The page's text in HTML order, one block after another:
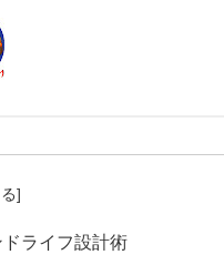
ライフ設計術